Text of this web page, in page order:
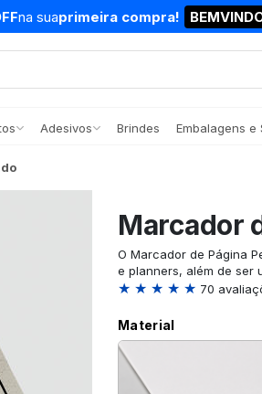
na suaprimeira compra!
Adesivos Brindes Embalagens e
Marcador
O Marcador de Página
e planners, além de ser
★ ★ ★ ★ ★ 70
Material